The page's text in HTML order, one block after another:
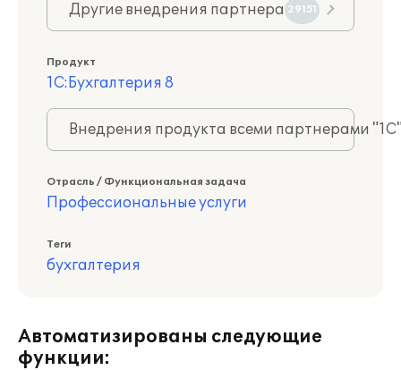
Другие внедрения партнера 29151
Продукт
1С:Бухгалтерия 8
Внедрения продукта всеми партнерами
Отрасль / Функциональная задача
Профессиональные услуги
Теги
бухгалтерия
Автоматизированы следующие
функции: